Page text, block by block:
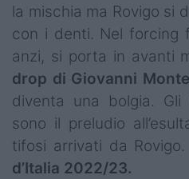
la mischia ma Rovigo si
con i denti. Nel forcing
anzi, si porta in avanti
drop di Giovanni
diventa una bolgia.
sono il preludio
tifosi arrivati da Rovigo.
d’Italia 2022/23.